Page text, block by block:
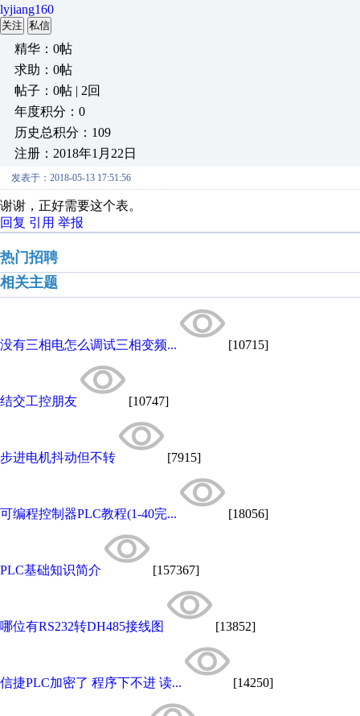
lyjiang160
关注 私信
精华：0帖
求助：0帖
帖子：0帖 | 2回
年度积分：0
历史总积分：109
注册：2018年1月22日
发表于：2018-05-13 17:51:56
谢谢，正好需要这个表。
回复 引用 举报
热门招聘
相关主题
没有三相电怎么调试三相变频... [10715]
结交工控朋友 [10747]
步进电机抖动但不转 [7915]
可编程控制器PLC教程(1-40完... [18056]
PLC基础知识简介 [157367]
哪位有RS232转DH485接线图 [13852]
信捷PLC加密了 程序下不进 读... [14250]